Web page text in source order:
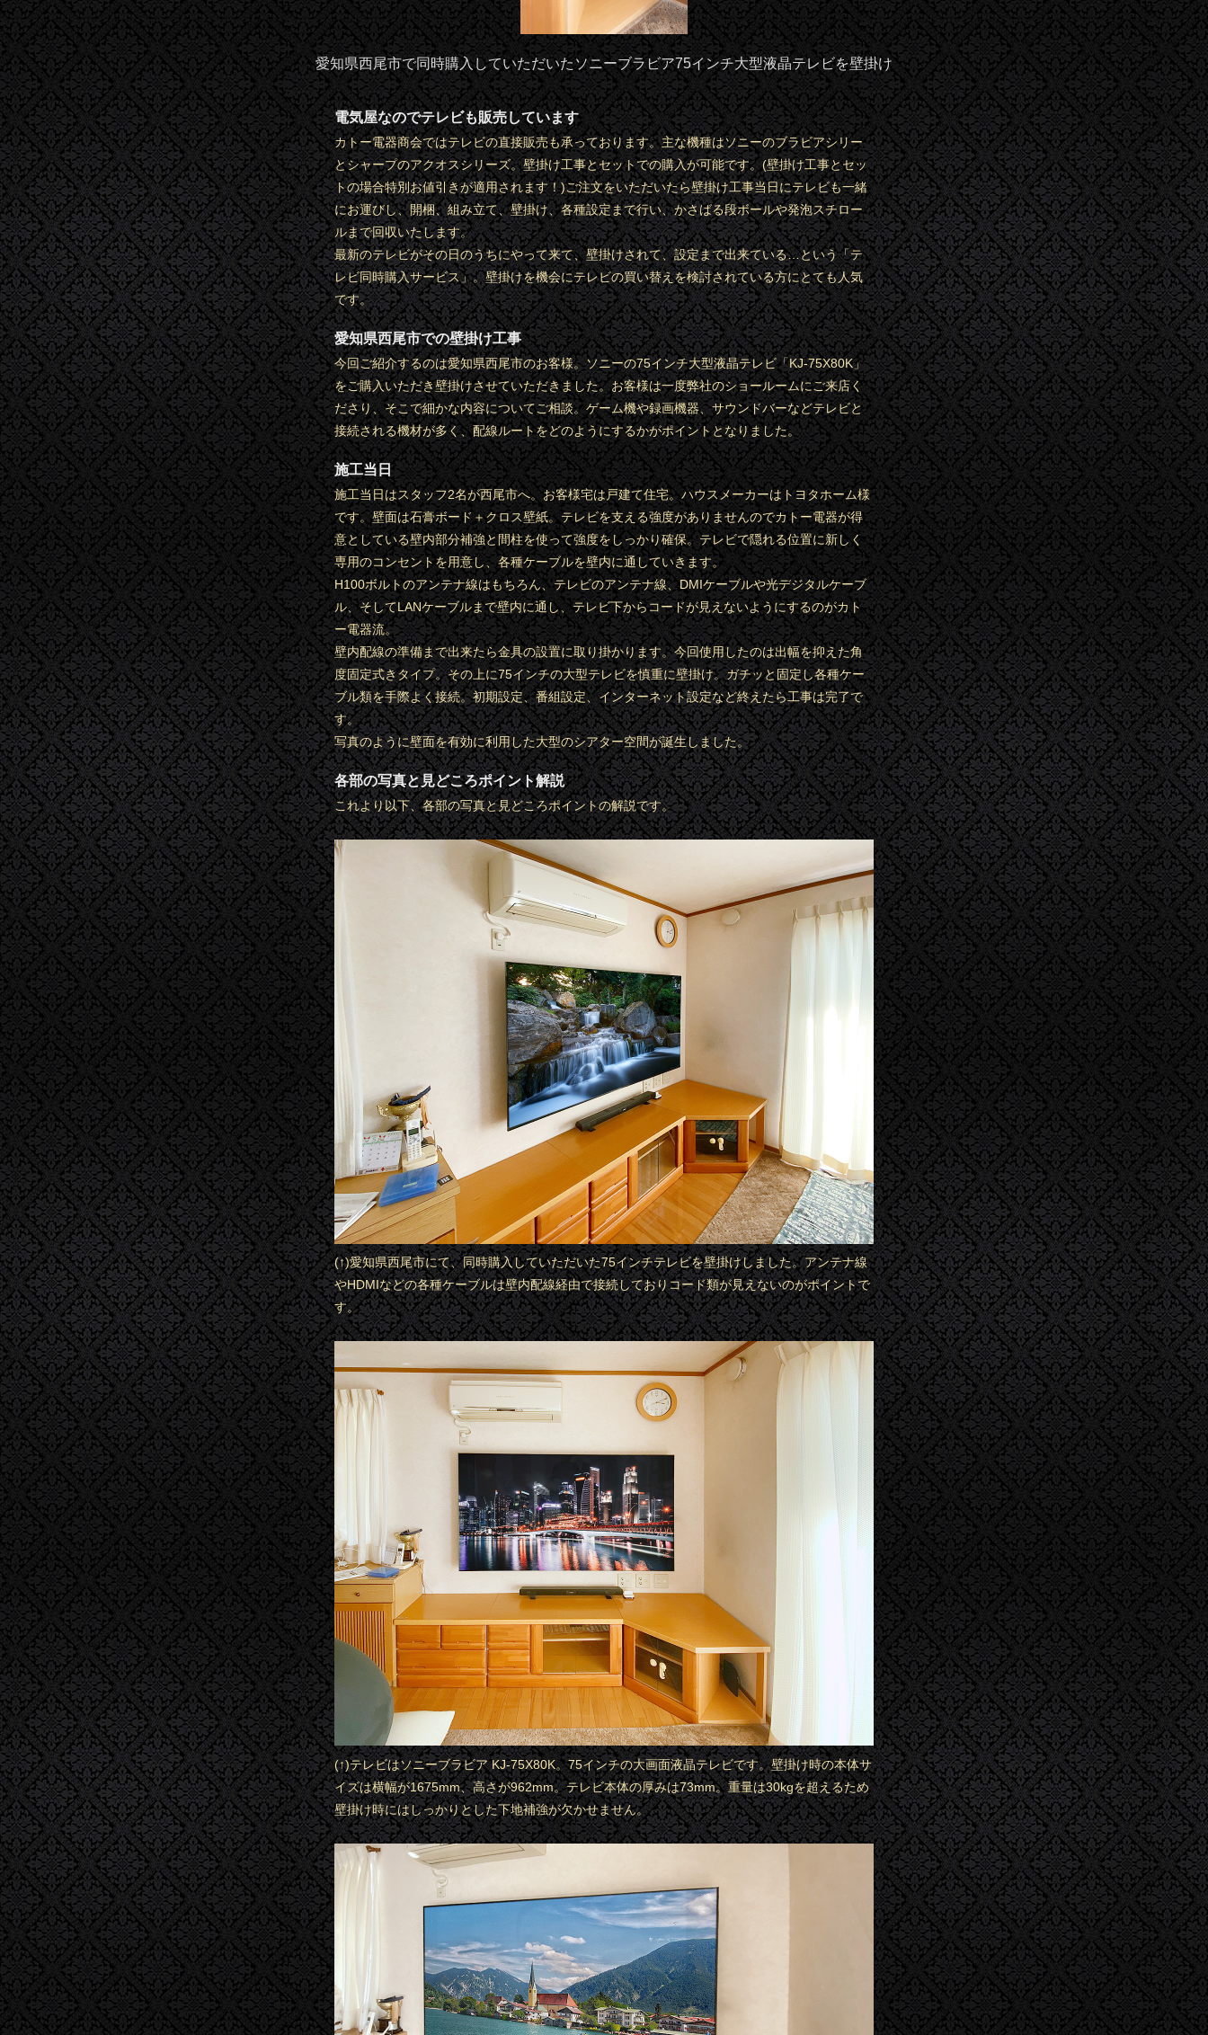
愛知県西尾市で同時購入していただいたソニーブラビア75インチ大型液晶テレビを壁掛け
電気屋なのでテレビも販売しています
カトー電器商会ではテレビの直接販売も承っております。主な機種はソニーのブラビアシリー
とシャープのアクオスシリーズ。壁掛け工事とセットでの購入が可能です。(壁掛け工事とセッ
トの場合特別お値引きが適用されます！)ご注文をいただいたら壁掛け工事当日にテレビも一緒
にお運びし、開梱、組み立て、壁掛け、各種設定まで行い、かさばる段ボールや発泡スチロー
ルまで回収いたします。
最新のテレビがその日のうちにやって来て、壁掛けされて、設定まで出来ている…という「テ
レビ同時購入サービス」。壁掛けを機会にテレビの買い替えを検討されている方にとても人気
です。
愛知県西尾市での壁掛け工事
今回ご紹介するのは愛知県西尾市のお客様。ソニーの75インチ大型液晶テレビ「KJ-75X80K」
をご購入いただき壁掛けさせていただきました。お客様は一度弊社のショールームにご来店く
ださり、そこで細かな内容についてご相談。ゲーム機や録画機器、サウンドバーなどテレビと
接続される機材が多く、配線ルートをどのようにするかがポイントとなりました。
施工当日
施工当日はスタッフ2名が西尾市へ。お客様宅は戸建て住宅。ハウスメーカーはトヨタホーム様
です。壁面は石膏ボード＋クロス壁紙。テレビを支える強度がありませんのでカトー電器が得
意としている壁内部分補強と間柱を使って強度をしっかり確保。テレビで隠れる位置に新しく
専用のコンセントを用意し、各種ケーブルを壁内に通していきます。
H100ボルトのアンテナ線はもちろん、テレビのアンテナ線、DMIケーブルや光デジタルケーブ
ル、そしてLANケーブルまで壁内に通し、テレビ下からコードが見えないようにするのがカト
ー電器流。
壁内配線の準備まで出来たら金具の設置に取り掛かります。今回使用したのは出幅を抑えた角
度固定式きタイプ。その上に75インチの大型テレビを慎重に壁掛け。ガチッと固定し各種ケー
ブル類を手際よく接続。初期設定、番組設定、インターネット設定など終えたら工事は完了で
す。
写真のように壁面を有効に利用した大型のシアター空間が誕生しました。
各部の写真と見どころポイント解説
これより以下、各部の写真と見どころポイントの解説です。
(↑)愛知県西尾市にて、同時購入していただいた75インチテレビを壁掛けしました。アンテナ線
やHDMIなどの各種ケーブルは壁内配線経由で接続しておりコード類が見えないのがポイントで
す。
(↑)テレビはソニーブラビア KJ-75X80K。75インチの大画面液晶テレビです。壁掛け時の本体サ
イズは横幅が1675mm、高さが962mm。テレビ本体の厚みは73mm。重量は30kgを超えるため
壁掛け時にはしっかりとした下地補強が欠かせません。